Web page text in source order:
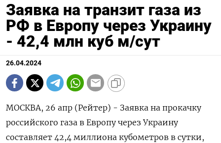
Заявка на транзит газа из
РФ в Европу через Украину
- 42,4 млн куб м/сут
26.04.2024
МОСКВА, 26 апр (Рейтер) - Заявка на прокачку
российского газа в Европу через Украину
составляет 42,4 миллиона кубометров в сутки,